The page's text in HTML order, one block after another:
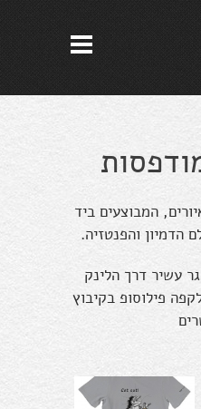
המבוצעים ביד
הדמיון והפנטזיה.
עשיר דרך הלינק
פילוסופ בקיבוץ